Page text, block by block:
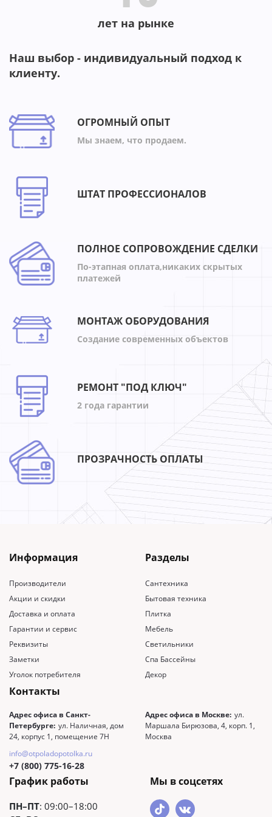
лет на рынке
Наш выбор - индивидуальный подход к
клиенту.
ОГРОМНЫЙ ОПЫТ
Мы знаем, что продаем.
ШТАТ ПРОФЕССИОНАЛОВ
ПОЛНОЕ СОПРОВОЖДЕНИЕ СДЕЛКИ
По-этапная оплата,никаких скрытых
платежей
МОНТАЖ ОБОРУДОВАНИЯ
Создание современных объектов
РЕМОНТ "ПОД КЛЮЧ"
2 года гарантии
ПРОЗРАЧНОСТЬ ОПЛАТЫ
Информация
Производители
Акции и скидки
Доставка и оплата
Гарантии и сервис
Реквизиты
Заметки
Уголок потребителя
Разделы
Сантехника
Бытовая техника
Плитка
Мебель
Светильники
Спа Бассейны
Декор
Контакты
Адрес офиса в Санкт-
Петербурге: ул. Наличная, дом
24, корпус 1, помещение 7Н
Адрес офиса в Москве: ул.
Маршала Бирюзова, 4, корп. 1,
Москва
info@otpoladopotolka.ru
+7 (800) 775-16-28
График работы
ПН–ПТ: 09:00–18:00
Мы в соцсетях